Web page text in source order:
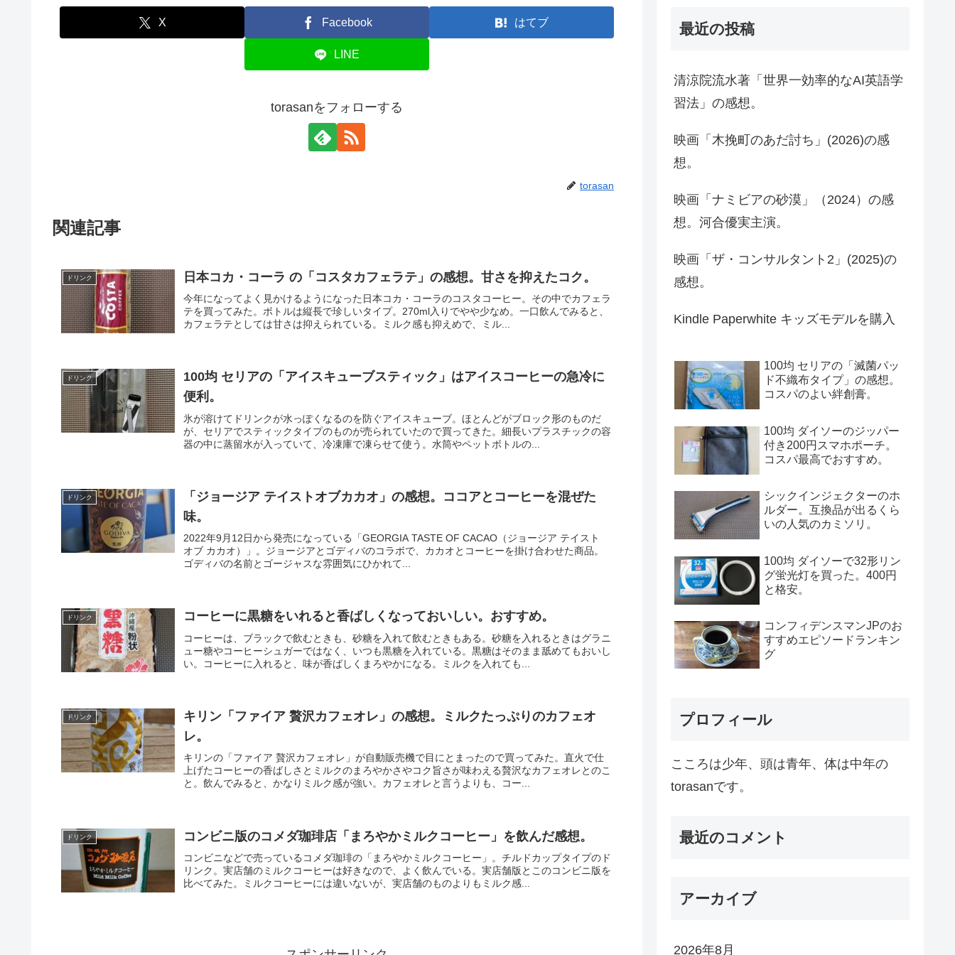
X Facebook はてブ
LINE
torasanをフォローする
torasan
関連記事
ドリンク 日本コカ・コーラ の「コスタカフェラテ」の感想。甘さを抑えたコク。
今年になってよく見かけるようになった日本コカ・コーラのコスタコーヒー。その中でカフェラ
テを買ってみた。ボトルは縦長で珍しいタイプ。270ml入りでやや少なめ。一口飲んでみると、
カフェラテとしては甘さは抑えられている。ミルク感も抑えめで、ミル...
ドリンク
100均 セリアの「アイスキューブスティック」はアイスコーヒーの急冷に
便利。
氷が溶けてドリンクが水っぽくなるのを防ぐアイスキューブ。ほとんどがブロック形のものだ
が、セリアでスティックタイプのものが売られていたので買ってきた。細長いプラスチックの容
器の中に蒸留水が入っていて、冷凍庫で凍らせて使う。水筒やペットボトルの...
ドリンク
「ジョージア テイストオブカカオ」の感想。ココアとコーヒーを混ぜた
味。
2022年9月12日から発売になっている「GEORGIA TASTE OF CACAO（ジョージア テイスト
オブ カカオ）」。ジョージアとゴディバのコラボで、カカオとコーヒーを掛け合わせた商品。
ゴディバの名前とゴージャスな雰囲気にひかれて...
ドリンク コーヒーに黒糖をいれると香ばしくなっておいしい。おすすめ。
コーヒーは、ブラックで飲むときも、砂糖を入れて飲むときもある。砂糖を入れるときはグラニ
ュー糖やコーヒーシュガーではなく、いつも黒糖を入れている。黒糖はそのまま舐めてもおいし
い。コーヒーに入れると、味が香ばしくまろやかになる。ミルクを入れても...
ドリンク
キリン「ファイア 贅沢カフェオレ」の感想。ミルクたっぷりのカフェオ
レ。
キリンの「ファイア 贅沢カフェオレ」が自動販売機で目にとまったので買ってみた。直火で仕
上げたコーヒーの香ばしさとミルクのまろやかさやコク旨さが味わえる贅沢なカフェオレとのこ
と。飲んでみると、かなりミルク感が強い。カフェオレと言うよりも、コー...
ドリンク コンビニ版のコメダ珈琲店「まろやかミルクコーヒー」を飲んだ感想。
コンビニなどで売っているコメダ珈琲の「まろやかミルクコーヒー」。チルドカップタイプのド
リンク。実店舗のミルクコーヒーは好きなので、よく飲んでいる。実店舗版とこのコンビニ版を
比べてみた。ミルクコーヒーには違いないが、実店舗のものよりもミルク感...
最近の投稿
清涼院流水著「世界一効率的なAI英語学
習法」の感想。
映画「木挽町のあだ討ち」(2026)の感
想。
映画「ナミビアの砂漠」（2024）の感
想。河合優実主演。
映画「ザ・コンサルタント2」(2025)の
感想。
Kindle Paperwhite キッズモデルを購入
100均 セリアの「滅菌パッ
ド不織布タイプ」の感想。
コスパのよい絆創膏。
100均 ダイソーのジッパー
付き200円スマホポーチ。
コスパ最高でおすすめ。
シックインジェクターのホ
ルダー。互換品が出るくら
いの人気のカミソリ。
100均 ダイソーで32形リン
グ蛍光灯を買った。400円
と格安。
コンフィデンスマンJPのお
すすめエピソードランキン
グ
プロフィール
こころは少年、頭は青年、体は中年の
torasanです。
最近のコメント
アーカイブ
2026年8月